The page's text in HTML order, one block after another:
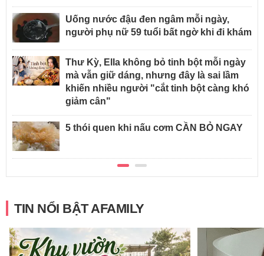
Uống nước đậu đen ngâm mỗi ngày,
người phụ nữ 59 tuổi bất ngờ khi đi khám
Thư Kỳ, Ella không bỏ tinh bột mỗi ngày
mà vẫn giữ dáng, nhưng đây là sai lầm
khiến nhiều người "cắt tinh bột càng khó
giảm cân"
5 thói quen khi nấu cơm CẦN BỎ NGAY
TIN NỔI BẬT AFAMILY